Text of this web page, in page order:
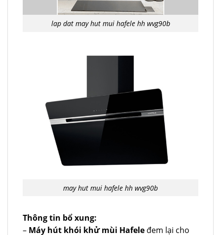
lap dat may hut mui hafele hh wvg90b
may hut mui hafele hh wvg90b
Thông tin bổ xung:
– Máy hút khói khử mùi Hafele đem lại cho